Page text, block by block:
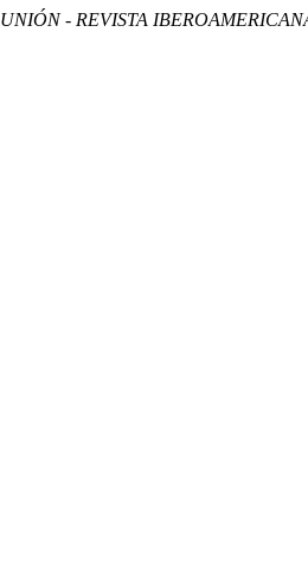
UNIÓN - REVISTA